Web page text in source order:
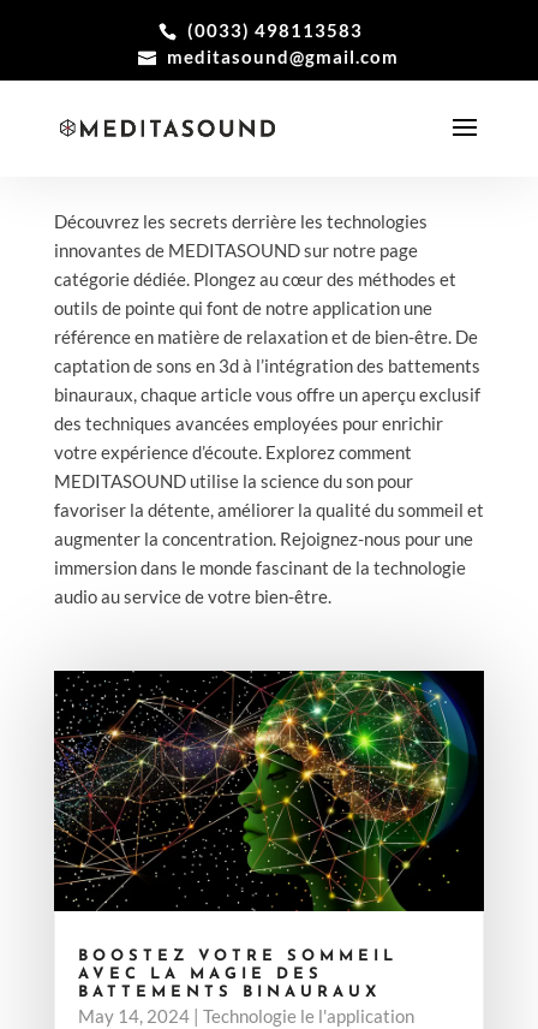
(0033) 498113583
meditasound@gmail.com
Découvrez les secrets derrière les technologies
innovantes de MEDITASOUND sur notre page
catégorie dédiée. Plongez au cœur des méthodes et
outils de pointe qui font de notre application une
référence en matière de relaxation et de bien-être. De
captation de sons en 3d à l’intégration des battements
binauraux, chaque article vous offre un aperçu exclusif
des techniques avancées employées pour enrichir
votre expérience d’écoute. Explorez comment
MEDITASOUND utilise la science du son pour
favoriser la détente, améliorer la qualité du sommeil et
augmenter la concentration. Rejoignez-nous pour une
immersion dans le monde fascinant de la technologie
audio au service de votre bien-être.
BOOSTEZ VOTRE SOMMEIL
AVEC LA MAGIE DES
BATTEMENTS BINAURAUX
May 14, 2024| Technologie le l'application